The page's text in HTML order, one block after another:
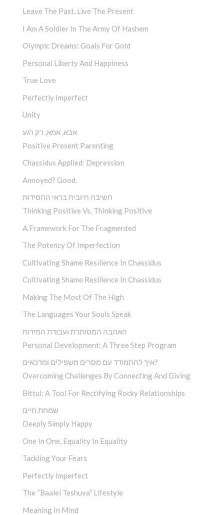
Leave The Past, Live The Present
I Am A Soldier In The Army Of Hashem
Olympic Dreams: Goals For Gold
Personal Liberty And Happiness
True Love
Perfectly Imperfect
Unity
אבא, אמא, רק רגע
Positive Present Parenting
Chassidus Applied: Depression
Annoyed? Good.
חשיבה חיובית בראי החסידות
Thinking Positive Vs. Thinking Positive
A Framework For The Fragmented
The Potency Of Imperfection
Cultivating Shame Resilience In Chassidus
Cultivating Shame Resilience In Chassidus
Making The Most Of The High
The Languages Your Souls Speak
האהבה המסותרת ועבודת המידות
Personal Development: A Three Step Program
איך להתמודד עם מסרים משפילים ומדכאים?
Overcoming Challenges By Connecting And Giving
Bittul: A Tool For Rectifying Rocky Relationships
שמחת חיים
Deeply Simply Happy
One In One, Equality In Equality
Tackling Your Fears
Perfectly Imperfect
The “Baalei Teshuva” Lifestyle
Meaning In Mind